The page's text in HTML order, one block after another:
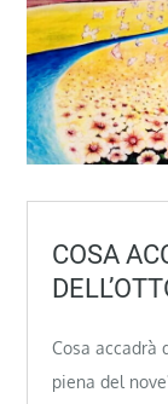
COSA
Cosa accadrà
piena del